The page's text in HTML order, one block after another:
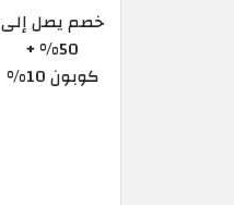
خصم يصل إلى
50% +
كوبون 10%